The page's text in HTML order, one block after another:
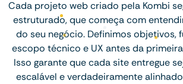
Cada projeto web criado pela Kombi
estruturado, que começa com
do seu negócio. Definimos objetivos,
escopo técnico e UX antes da
Isso garante que cada site entregue
escalável e verdadeiramente